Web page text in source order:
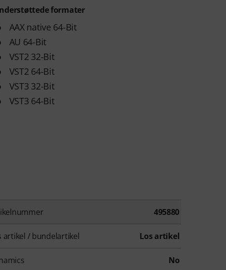
formater
AAX native 64-Bit
AU 64-Bit
VST2 32-Bit
VST2 64-Bit
VST3 32-Bit
VST3 64-Bit
495880
artikel / bundelartikel Los artikel
No